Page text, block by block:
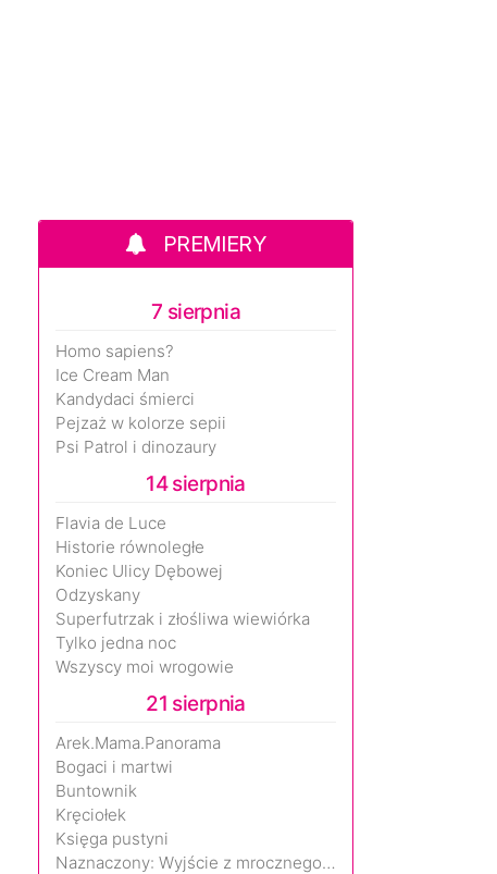
PREMIERY
7 sierpnia
Homo sapiens?
Ice Cream Man
Kandydaci śmierci
Pejzaż w kolorze sepii
Psi Patrol i dinozaury
14 sierpnia
Flavia de Luce
Historie równoległe
Koniec Ulicy Dębowej
Odzyskany
Superfutrzak i złośliwa wiewiórka
Tylko jedna noc
Wszyscy moi wrogowie
21 sierpnia
Arek.Mama.Panorama
Bogaci i martwi
Buntownik
Kręciołek
Księga pustyni
Naznaczony: Wyjście z mrocznego wymiaru